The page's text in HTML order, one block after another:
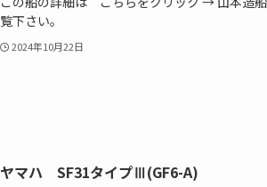
覧下さい。
2024年10月22日
ヤマハ SF31タイプⅢ(GF6-A)